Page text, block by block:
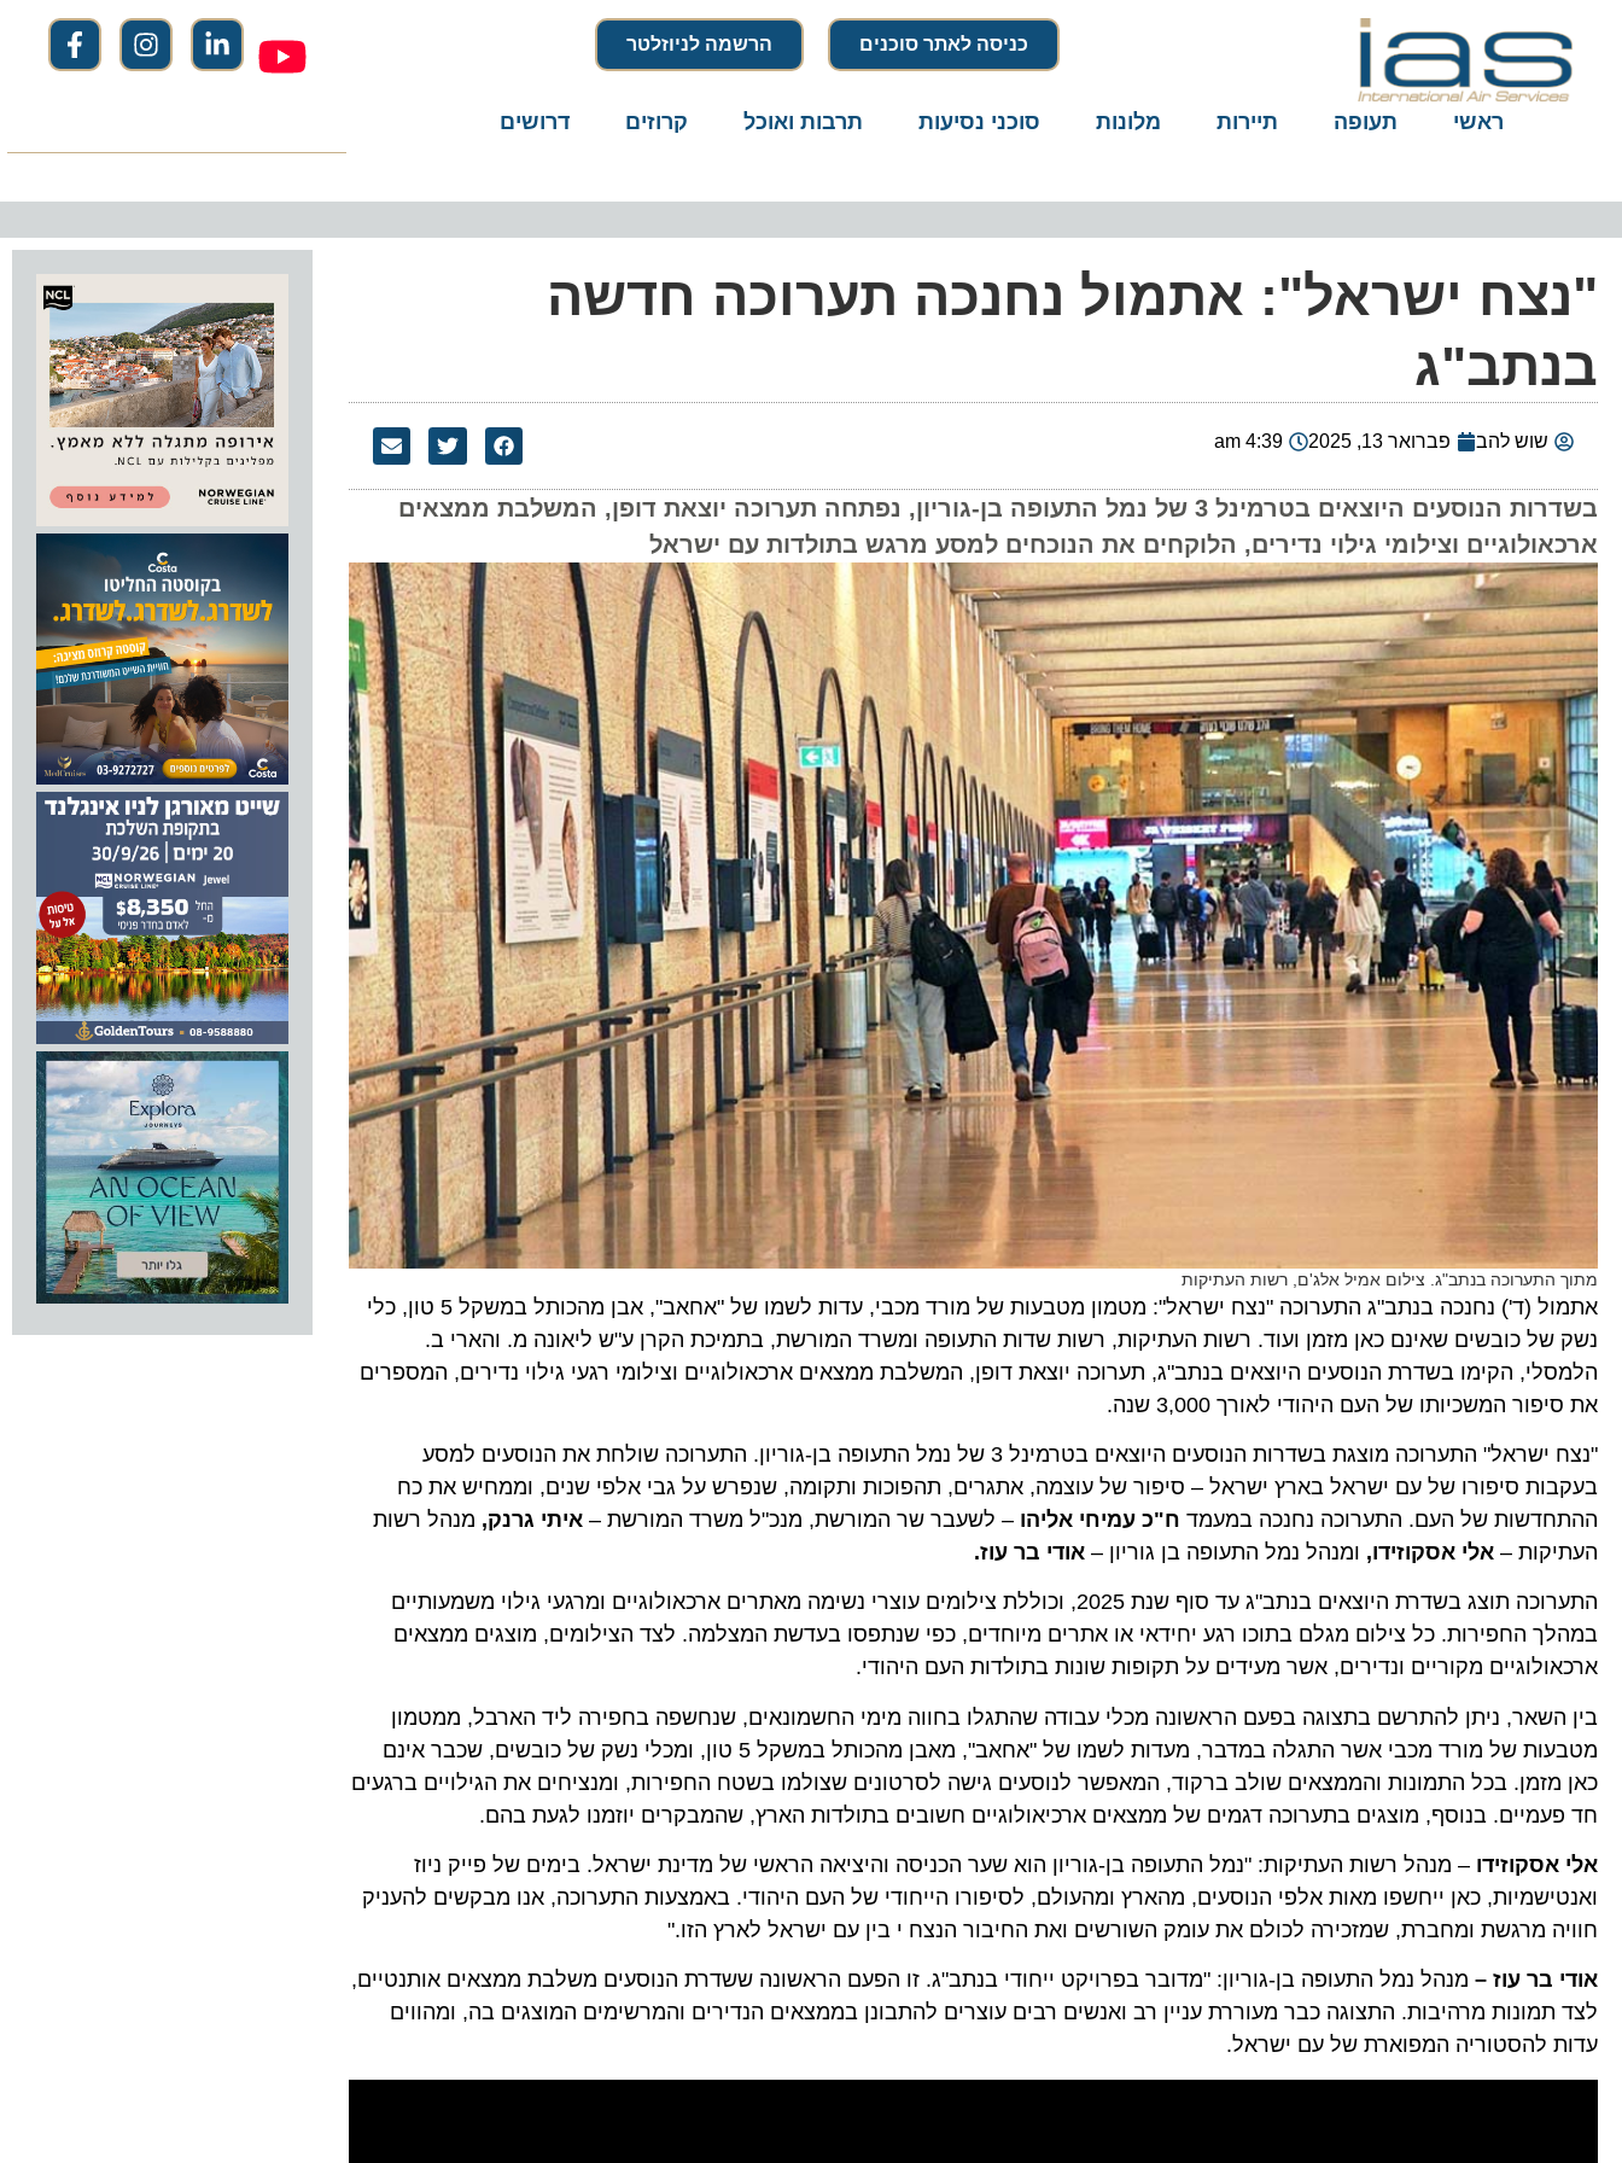
כניסה לאתר סוכנים הרשמה לניוזלטר
ראשי תעופה תיירות מלונות סוכני נסיעות תרבות ואוכל קרוזים דרושים
"נצח ישראל": אתמול נחנכה תערוכה חדשה
בנתב"ג
שוש להב פברואר 13, 2025 4:39 am
בשדרות הנוסעים היוצאים בטרמינל 3 של נמל התעופה בן-גוריון, נפתחה תערוכה יוצאת דופן, המשלבת ממצאים
ארכאולוגיים וצילומי גילוי נדירים, הלוקחים את הנוכחים למסע מרגש בתולדות עם ישראל
מתוך התערוכה בנתב"ג. צילום אמיל אלג'ם, רשות העתיקות
אתמול (ד') נחנכה בנתב"ג התערוכה "נצח ישראל": מטמון מטבעות של מורד מכבי, עדות לשמו של "אחאב", אבן מהכותל במשקל 5 טון, כלי
נשק של כובשים שאינם כאן מזמן ועוד. רשות העתיקות, רשות שדות התעופה ומשרד המורשת, בתמיכת הקרן ע"ש ליאונה מ. והארי ב.
הלמסלי, הקימו בשדרת הנוסעים היוצאים בנתב"ג, תערוכה יוצאת דופן, המשלבת ממצאים ארכאולוגיים וצילומי רגעי גילוי נדירים, המספרים
את סיפור המשכיותו של העם היהודי לאורך 3,000 שנה.
"נצח ישראל" התערוכה מוצגת בשדרות הנוסעים היוצאים בטרמינל 3 של נמל התעופה בן-גוריון. התערוכה שולחת את הנוסעים למסע
בעקבות סיפורו של עם ישראל בארץ ישראל – סיפור של עוצמה, אתגרים, תהפוכות ותקומה, שנפרש על גבי אלפי שנים, וממחיש את כח
ההתחדשות של העם. התערוכה נחנכה במעמד ח"כ עמיחי אליהו – לשעבר שר המורשת, מנכ"ל משרד המורשת – איתי גרנק, מנהל רשות
העתיקות – אלי אסקוזידו, ומנהל נמל התעופה בן גוריון – אודי בר עוז.
התערוכה תוצג בשדרת היוצאים בנתב"ג עד סוף שנת 2025, וכוללת צילומים עוצרי נשימה מאתרים ארכאולוגיים ומרגעי גילוי משמעותיים
במהלך החפירות. כל צילום מגלם בתוכו רגע יחידאי או אתרים מיוחדים, כפי שנתפסו בעדשת המצלמה. לצד הצילומים, מוצגים ממצאים
ארכאולוגיים מקוריים ונדירים, אשר מעידים על תקופות שונות בתולדות העם היהודי.
בין השאר, ניתן להתרשם בתצוגה בפעם הראשונה מכלי עבודה שהתגלו בחווה מימי החשמונאים, שנחשפה בחפירה ליד הארבל, ממטמון
מטבעות של מורד מכבי אשר התגלה במדבר, מעדות לשמו של "אחאב", מאבן מהכותל במשקל 5 טון, ומכלי נשק של כובשים, שכבר אינם
כאן מזמן. בכל התמונות והממצאים שולב ברקוד, המאפשר לנוסעים גישה לסרטונים שצולמו בשטח החפירות, ומנציחים את הגילויים ברגעים
חד פעמיים. בנוסף, מוצגים בתערוכה דגמים של ממצאים ארכיאולוגיים חשובים בתולדות הארץ, שהמבקרים יוזמנו לגעת בהם.
אלי אסקוזידו – מנהל רשות העתיקות: "נמל התעופה בן-גוריון הוא שער הכניסה והיציאה הראשי של מדינת ישראל. בימים של פייק ניוז
ואנטישמיות, כאן ייחשפו מאות אלפי הנוסעים, מהארץ ומהעולם, לסיפורו הייחודי של העם היהודי. באמצעות התערוכה, אנו מבקשים להעניק
חוויה מרגשת ומחברת, שמזכירה לכולם את עומק השורשים ואת החיבור הנצח י בין עם ישראל לארץ הזו."
אודי בר עוז – מנהל נמל התעופה בן-גוריון: "מדובר בפרויקט ייחודי בנתב"ג. זו הפעם הראשונה ששדרת הנוסעים משלבת ממצאים אותנטיים,
לצד תמונות מרהיבות. התצוגה כבר מעוררת עניין רב ואנשים רבים עוצרים להתבונן בממצאים הנדירים והמרשימים המוצגים בה, ומהווים
עדות להסטוריה המפוארת של עם ישראל.